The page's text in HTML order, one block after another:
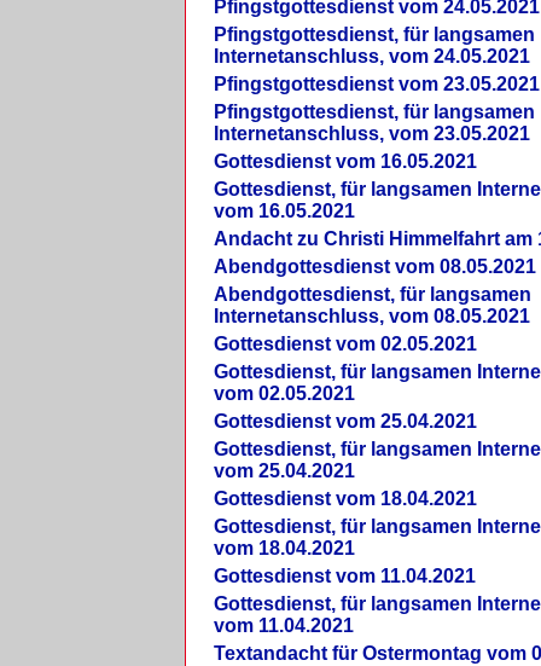
Pfingstgottesdienst vom 24.05.2021
Pfingstgottesdienst, für langsamen
Internetanschluss, vom 24.05.2021
Pfingstgottesdienst vom 23.05.2021
Pfingstgottesdienst, für langsamen
Internetanschluss, vom 23.05.2021
Gottesdienst vom 16.05.2021
Gottesdienst, für langsamen
vom 16.05.2021
Andacht zu Christi Himmelfahrt am
Abendgottesdienst vom 08.05.2021
Abendgottesdienst, für langsamen
Internetanschluss, vom 08.05.2021
Gottesdienst vom 02.05.2021
Gottesdienst, für langsamen
vom 02.05.2021
Gottesdienst vom 25.04.2021
Gottesdienst, für langsamen
vom 25.04.2021
Gottesdienst vom 18.04.2021
Gottesdienst, für langsamen
vom 18.04.2021
Gottesdienst vom 11.04.2021
Gottesdienst, für langsamen
vom 11.04.2021
Textandacht für Ostermontag vom